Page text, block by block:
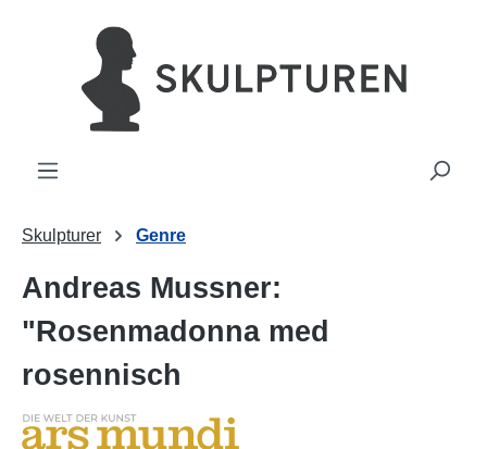
Skulpturer Genre
Andreas Mussner:
"Rosenmadonna med
rosennisch